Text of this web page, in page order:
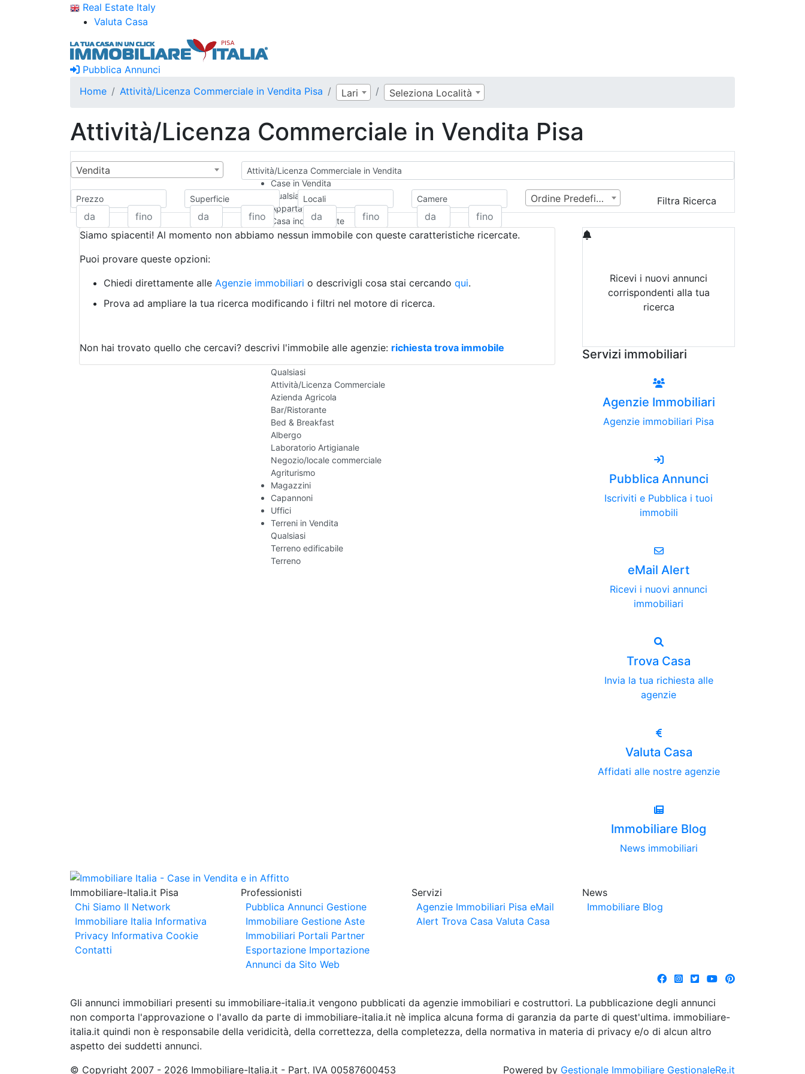
Real Estate Italy
Valuta Casa
Pubblica Annunci
Home
Attività/Licenza Commerciale in Vendita Pisa Lari Seleziona Località
Attività/Licenza Commerciale in Vendita Pisa
Vendita
Attività/Licenza Commerciale in Vendita
Case in Vendita
Qualsiasi
Appartamento
Casa indipendente
Casa Semi-indipendente
Rustico/Casale
Camera d'Albergo
Box/Garage
Qualsiasi
Attività/Licenza Commerciale
Azienda Agricola
Bar/Ristorante
Bed & Breakfast
Albergo
Laboratorio Artigianale
Negozio/locale commerciale
Agriturismo
Magazzini
Capannoni
Uffici
Terreni in Vendita
Qualsiasi
Terreno edificabile
Terreno
Prezzo Superficie Locali Camere Ordine Predefinito Filtra Ricerca
Siamo spiacenti! Al momento non abbiamo nessun immobile con queste caratteristiche ricercate.
Puoi provare queste opzioni:
Chiedi direttamente alle Agenzie immobiliari o descrivigli cosa stai cercando qui.
Prova ad ampliare la tua ricerca modificando i filtri nel motore di ricerca.
Non hai trovato quello che cercavi? descrivi l'immobile alle agenzie: richiesta trova immobile
Ricevi i nuovi annunci
corrispondenti alla tua
ricerca
Servizi immobiliari
Agenzie Immobiliari
Agenzie immobiliari Pisa
Pubblica Annunci
Iscriviti e Pubblica i tuoi
immobili
eMail Alert
Ricevi i nuovi annunci
immobiliari
Trova Casa
Invia la tua richiesta alle
agenzie
Valuta Casa
Affidati alle nostre agenzie
Immobiliare Blog
News immobiliari
Immobiliare-Italia.it Pisa
Chi Siamo Il Network
Immobiliare Italia Informativa
Privacy Informativa Cookie
Contatti
Professionisti
Pubblica Annunci Gestione
Immobiliare Gestione Aste
Immobiliari Portali Partner
Esportazione Importazione
Annunci da Sito Web
Servizi
Agenzie Immobiliari Pisa eMail
Alert Trova Casa Valuta Casa
News
Immobiliare Blog
Gli annunci immobiliari presenti su immobiliare-italia.it vengono pubblicati da agenzie immobiliari e costruttori. La pubblicazione degli annunci
non comporta l'approvazione o l'avallo da parte di immobiliare-italia.it nè implica alcuna forma di garanzia da parte di quest'ultima. immobiliare-
italia.it quindi non è responsabile della veridicità, della correttezza, della completezza, della normativa in materia di privacy e/o di alcun altro
aspetto dei suddetti annunci.
© Copyright 2007 - 2026 Immobiliare-Italia.it - Part. IVA 00587600453
Powered by Gestionale Immobiliare GestionaleRe.it